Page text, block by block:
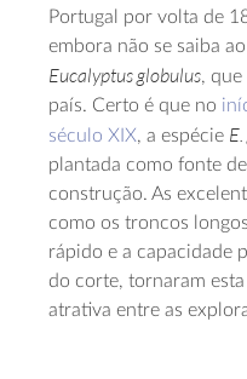
Portugal por volta de
embora não se saiba
Eucalyptus globulus,
país. Certo é que no
século XIX, a espécie
plantada como fonte
construção. As
como os troncos
rápido e a capacidade
do corte, tornaram
atrativa entre as